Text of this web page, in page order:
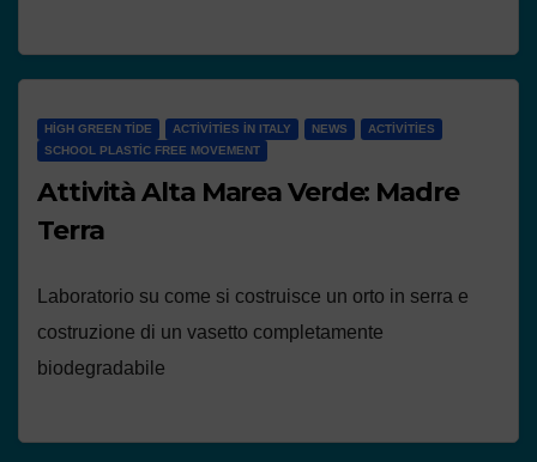
HIGH GREEN TIDE ACTIVITIES IN ITALY NEWS
ACTIVITIES
SCHOOL PLASTIC FREE MOVEMENT
Attività Alta Marea Verde: Madre
Terra
Laboratorio su come si costruisce un orto in serra e
costruzione di un vasetto completamente
biodegradabile